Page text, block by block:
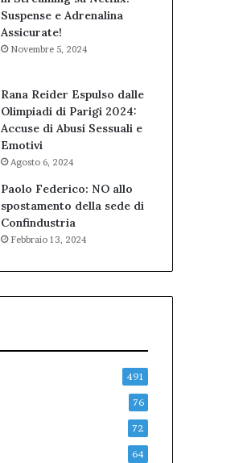
Suspense e Adrenalina
Assicurate!
Novembre 5, 2024
Rana Reider Espulso dalle
Olimpiadi di Parigi 2024:
Accuse di Abusi Sessuali e
Emotivi
Agosto 6, 2024
Paolo Federico: NO allo
spostamento della sede di
Confindustria
Febbraio 13, 2024
491
76
72
64